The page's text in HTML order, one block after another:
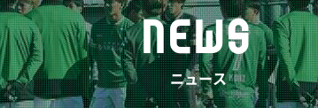
NEWS
ニュース